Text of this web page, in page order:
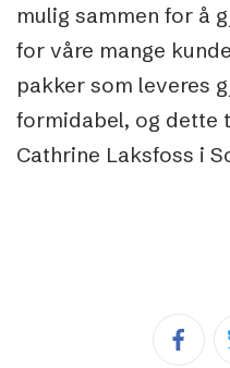
mulig sammen for å
for våre mange
pakker som leveres
formidabel, og dette
Cathrine Laksfoss i